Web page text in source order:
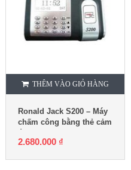
THÊM VÀO GIỎ HÀNG
Ronald Jack S200 – Máy
chấm công bằng thẻ cảm
2.680.000 ₫